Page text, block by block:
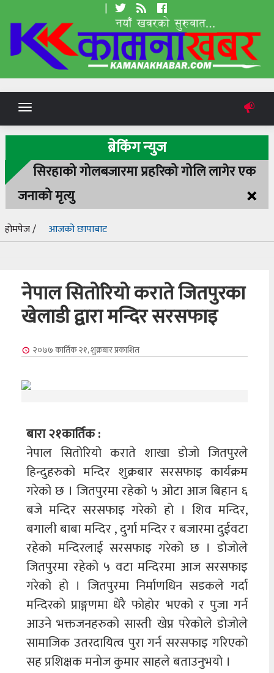
|
Toggle
navigation
ब्रेकिंग न्युज
सिरहाको गोलबजारमा प्रहरिको गोलि लागेर एक
जनाको मृत्यु
×
होमपेज / आजको छापाबाट
नेपाल सितोरियो कराते जितपुरका
खेलाडी द्वारा मन्दिर सरसफाइ
२०७७ कार्तिक २१, शुक्रबारप्रकाशित
बारा २१कार्तिक :
नेपाल सितोरियो कराते शाखा डाेजाे जितपुरले
हिन्दुहरुकाे मन्दिर शुक्रबार सरसफाइ कार्यक्रम
गरेको छ । जितपुरमा रहेको ५ ओटा आज बिहान ६
बजे मन्दिर सरसफाइ गरेको हाे । शिव मन्दिर,
बगाली बाबा मन्दिर , दुर्गा मन्दिर र बजारमा दुईवटा
रहेको मन्दिरलाई सरसफाइ गरेको छ । डाेजाेले
जितपुरमा रहेको ५ वटा मन्दिरमा आज सरसफाइ
गरेको हाे । जितपुरमा निर्माणधिन सडकले गर्दा
मन्दिरकाे प्राङ्गणमा धेरै फाेहाेर भएको र पुजा गर्न
आउने भक्तजनहरुकाे सास्ती खेप्न परेकाेले डाेजाेले
सामाजिक उतरदायित्व पुरा गर्न सरसफाइ गरिएको
सह प्रशिक्षक मनाेज कुमार साहले बताउनुभयो ।